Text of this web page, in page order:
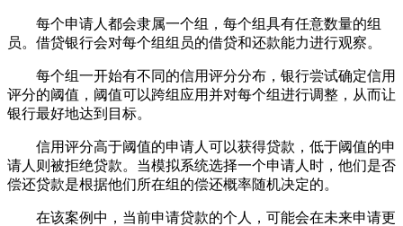
每个申请人都会隶属一个组，每个组具有任意数量的组
员。借贷银行会对每个组组员的借贷和还款能力进行观察。
每个组一开始有不同的信用评分分布，银行尝试确定信用
评分的阈值，阈值可以跨组应用并对每个组进行调整，从而让
银行最好地达到目标。
信用评分高于阈值的申请人可以获得贷款，低于阈值的申
请人则被拒绝贷款。当模拟系统选择一个申请人时，他们是否
偿还贷款是根据他们所在组的偿还概率随机决定的。
在该案例中，当前申请贷款的个人，可能会在未来申请更